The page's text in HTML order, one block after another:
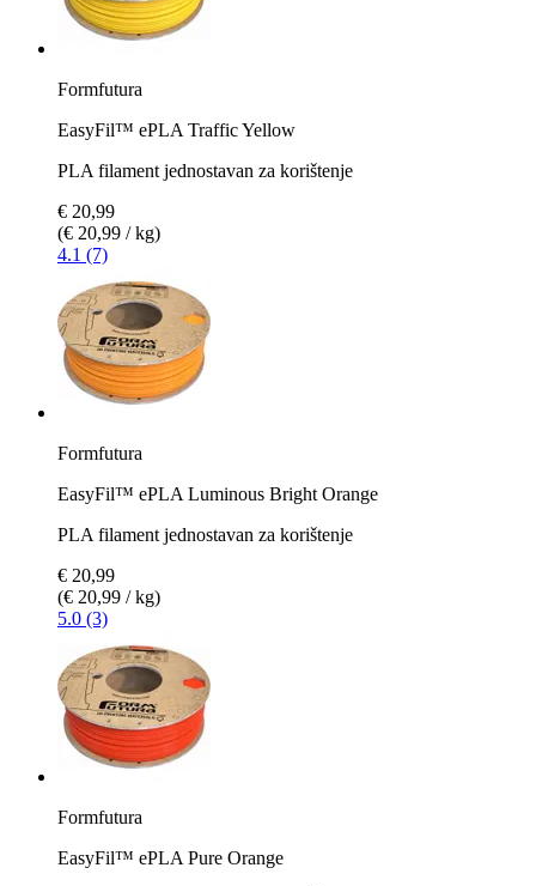
Formfutura
EasyFil™ ePLA Traffic Yellow
PLA filament jednostavan za korištenje
€ 20,99
(€ 20,99 / kg)
4.1 (7)
Formfutura
EasyFil™ ePLA Luminous Bright Orange
PLA filament jednostavan za korištenje
€ 20,99
(€ 20,99 / kg)
5.0 (3)
Formfutura
EasyFil™ ePLA Pure Orange